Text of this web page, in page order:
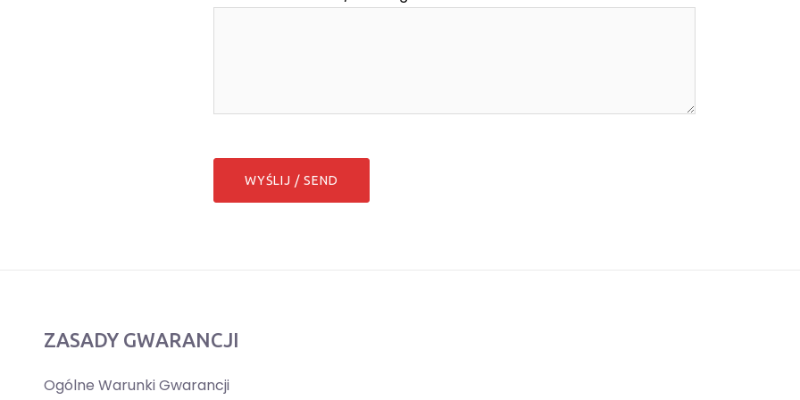
ZASADY GWARANCJI
Ogólne Warunki Gwarancji